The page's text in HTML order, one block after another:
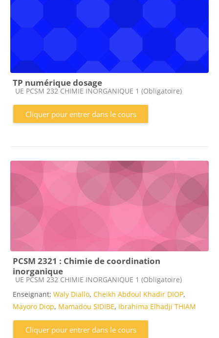
TP numérique dosage
Catégorie de cours
UE PCSM 232 CHIMIE INORGANIQUE 1 (Obligatoire)
Cliquer pour entrer dans le cours
PCSM 2321 : Chimie de coordination
inorganique
Catégorie de cours
UE PCSM 232 CHIMIE INORGANIQUE 1 (Obligatoire)
Enseignant: Waly Diallo, Cheikh Abdoul Khadir DIOP,
Mayoro Diop, Mamadou SIDIBE, Ibrahima Elhadji THIAM
Cliquer pour entrer dans le cours